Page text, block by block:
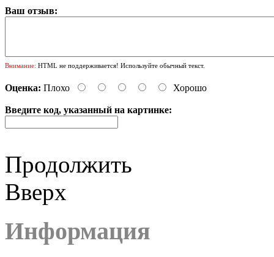
Ваш отзыв:
Внимание: HTML не поддерживается! Используйте обычный текст.
Оценка: Плохо Хорошо
Введите код, указанный на картинке:
Продолжить
Вверх
Информация